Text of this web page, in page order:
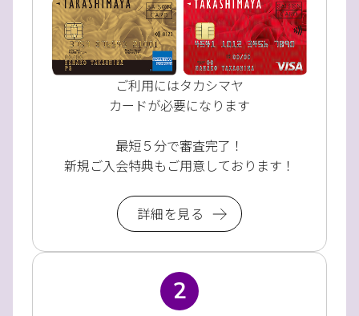
ご利用にはタカシマヤ
カードが必要になります
最短５分で審査完了！
新規ご入会特典もご用意しております！
詳細を見る
2